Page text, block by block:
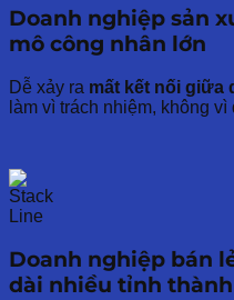
Doanh nghiệp sản
mô công nhân lớn
Dễ xảy ra mất kết nối giữa
làm vì trách nhiệm, không vì
Doanh nghiệp bán
dài nhiều tỉnh thành